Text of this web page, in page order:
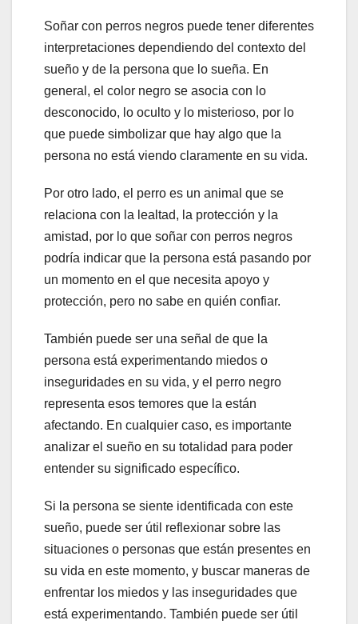
Soñar con perros negros puede tener diferentes
interpretaciones dependiendo del contexto del
sueño y de la persona que lo sueña. En
general, el color negro se asocia con lo
desconocido, lo oculto y lo misterioso, por lo
que puede simbolizar que hay algo que la
persona no está viendo claramente en su vida.
Por otro lado, el perro es un animal que se
relaciona con la lealtad, la protección y la
amistad, por lo que soñar con perros negros
podría indicar que la persona está pasando por
un momento en el que necesita apoyo y
protección, pero no sabe en quién confiar.
También puede ser una señal de que la
persona está experimentando miedos o
inseguridades en su vida, y el perro negro
representa esos temores que la están
afectando. En cualquier caso, es importante
analizar el sueño en su totalidad para poder
entender su significado específico.
Si la persona se siente identificada con este
sueño, puede ser útil reflexionar sobre las
situaciones o personas que están presentes en
su vida en este momento, y buscar maneras de
enfrentar los miedos y las inseguridades que
está experimentando. También puede ser útil